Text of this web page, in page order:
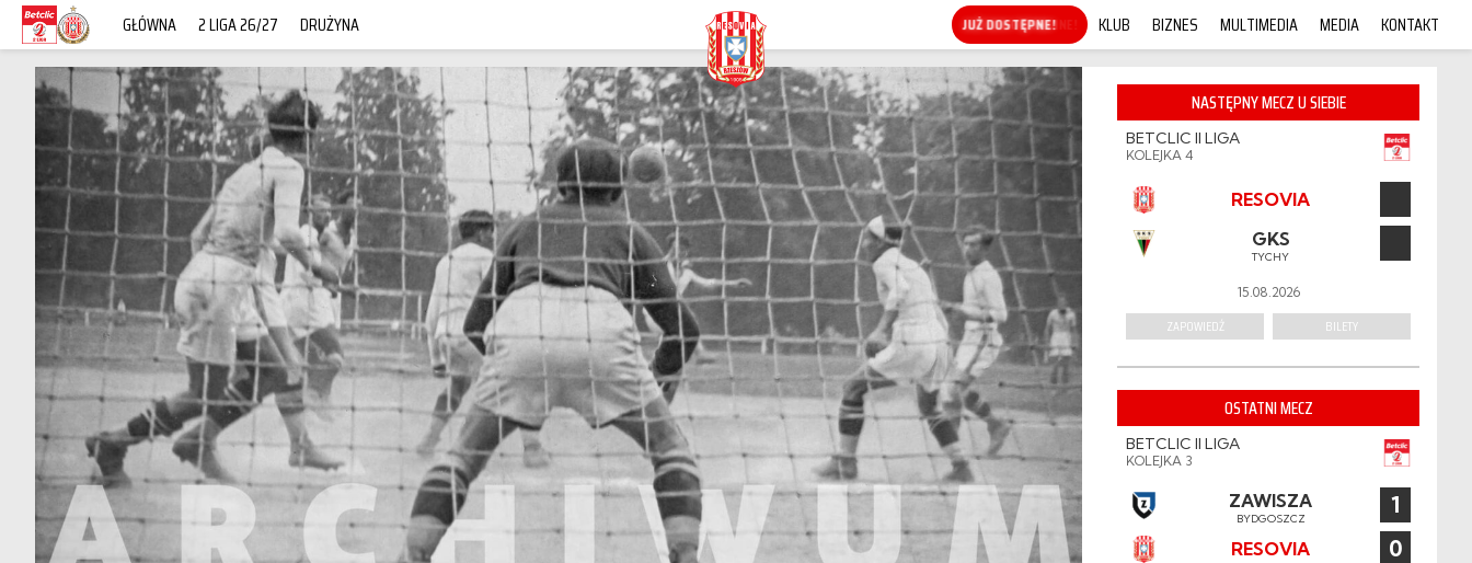
GŁÓWNA 2 LIGA 26/27 DRUŻYNA KUP ONLINE! KLUB BIZNES MULTIMEDIA MEDIA KONTAKT
NASTĘPNY MECZ U SIEBIE
BETCLIC II LIGA
KOLEJKA 4
RESOVIA
GKS
TYCHY
15.08.2026
ZAPOWIEDŹ BILETY
OSTATNI MECZ
BETCLIC II LIGA
KOLEJKA 3
ZAWISZA
BYDGOSZCZ 1
RESOVIA 0